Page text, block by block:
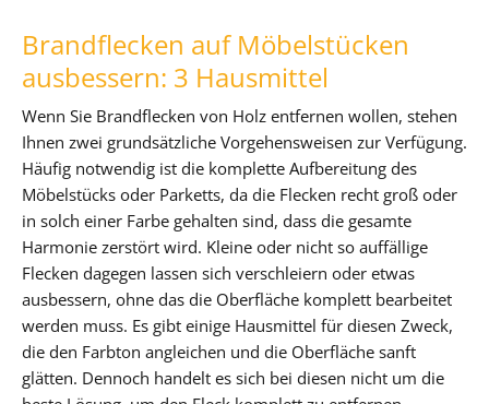
Brandflecken auf Möbelstücken
ausbessern: 3 Hausmittel
Wenn Sie Brandflecken von Holz entfernen wollen, stehen
Ihnen zwei grundsätzliche Vorgehensweisen zur Verfügung.
Häufig notwendig ist die komplette Aufbereitung des
Möbelstücks oder Parketts, da die Flecken recht groß oder
in solch einer Farbe gehalten sind, dass die gesamte
Harmonie zerstört wird. Kleine oder nicht so auffällige
Flecken dagegen lassen sich verschleiern oder etwas
ausbessern, ohne das die Oberfläche komplett bearbeitet
werden muss. Es gibt einige Hausmittel für diesen Zweck,
die den Farbton angleichen und die Oberfläche sanft
glätten. Dennoch handelt es sich bei diesen nicht um die